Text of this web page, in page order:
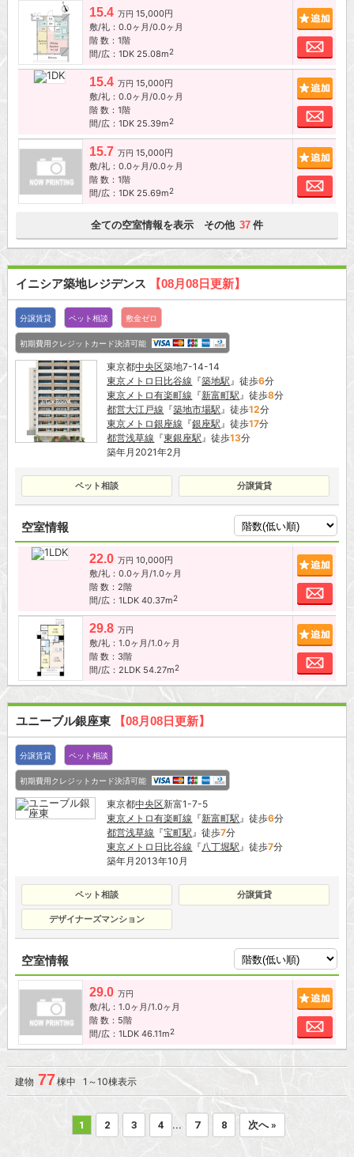
15.4 万円 15,000円
敷/礼：0.0ヶ月/0.0ヶ月
階 数：1階
間/広：1DK 25.08m2
お
15.4 万円 15,000円
敷/礼：0.0ヶ月/0.0ヶ月
階 数：1階
間/広：1DK 25.39m2
お
15.7 万円 15,000円
敷/礼：0.0ヶ月/0.0ヶ月
階 数：1階
間/広：1DK 25.69m2
お
全ての空室情報を表示 その他 37 件
イニシア築地レジデンス 【08月08日更新】
分譲賃貸 ペット相談 敷金ゼロ
初期費用クレジットカード決済可能
東京都中央区築地7-14-14
東京メトロ日比谷線 『築地駅』徒歩6分
東京メトロ有楽町線 『新富町駅』徒歩8分
都営大江戸線 『築地市場駅』徒歩12分
東京メトロ銀座線 『銀座駅』徒歩17分
都営浅草線 『東銀座駅』徒歩13分
築年月2021年2月
ペット相談 分譲賃貸
空室情報
22.0 万円 10,000円
敷/礼：0.0ヶ月/1.0ヶ月
階 数：2階
間/広：1LDK 40.37m2
お
29.8 万円
敷/礼：1.0ヶ月/1.0ヶ月
階 数：3階
間/広：2LDK 54.27m2
お
ユニーブル銀座東 【08月08日更新】
分譲賃貸 ペット相談
初期費用クレジットカード決済可能
東京都中央区新富1-7-5
東京メトロ有楽町線 『新富町駅』徒歩6分
都営浅草線 『宝町駅』徒歩7分
東京メトロ日比谷線 『八丁堀駅』徒歩7分
築年月2013年10月
ペット相談 分譲賃貸
デザイナーズマンション
空室情報
29.0 万円
敷/礼：1.0ヶ月/1.0ヶ月
階 数：5階
間/広：1LDK 46.11m2
お
建物 77棟中 1～10棟表示
1 2 3 4 ... 7 8 次へ »